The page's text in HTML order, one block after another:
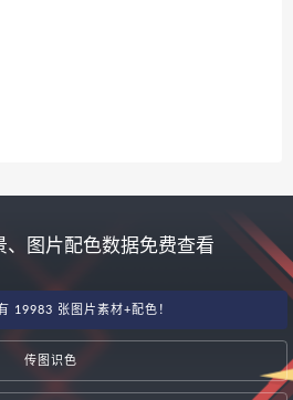
、图片配色数据免费查看
19983 张图片素材+配色！
传图识色